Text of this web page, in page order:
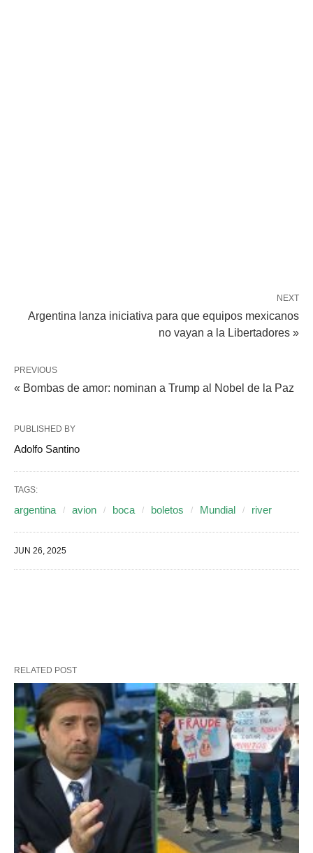
NEXT
Argentina lanza iniciativa para que equipos mexicanos
no vayan a la Libertadores »
PREVIOUS
« Bombas de amor: nominan a Trump al Nobel de la Paz
PUBLISHED BY
Adolfo Santino
TAGS:
argentina avion boca boletos Mundial river
JUN 26, 2025
RELATED POST